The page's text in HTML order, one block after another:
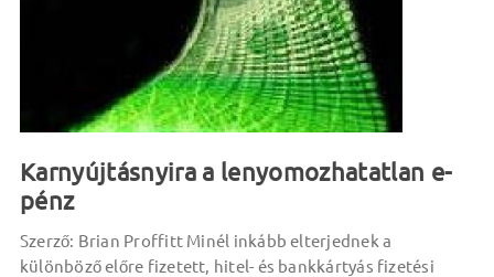
Karnyújtásnyira a lenyomozhatatlan e-
pénz
Szerző: Brian Proffitt Minél inkább elterjednek a
különböző előre fizetett, hitel- és bankkártyás fizetési